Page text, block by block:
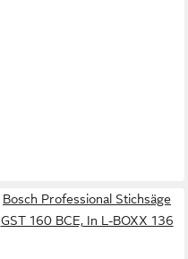
Bosch Professional Stichsäge
GST 160 BCE, In L-BOXX 136